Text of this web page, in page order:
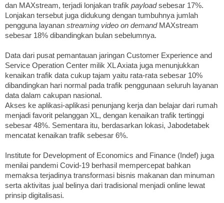
dan MAXstream, terjadi lonjakan trafik payloadsebesar 17%.
Lonjakan tersebut juga didukung dengan tumbuhnya jumlah
pengguna layanan streaming video on demandMAXstream
sebesar 18% dibandingkan bulan sebelumnya.
Data dari pusat pemantauan jaringan Customer Experience and
Service Operation Center milik XL Axiata juga menunjukkan
kenaikan trafik data cukup tajam yaitu rata-rata sebesar 10%
dibandingkan hari normal pada trafik penggunaan seluruh layanan
data dalam cakupan nasional.
Akses ke aplikasi-aplikasi penunjang kerja dan belajar dari rumah
menjadi favorit pelanggan XL, dengan kenaikan trafik tertinggi
sebesar 48%. Sementara itu, berdasarkan lokasi, Jabodetabek
mencatat kenaikan trafik sebesar 6%.
Institute for Development of Economics and Finance (Indef) juga
menilai pandemi Covid-19 berhasil mempercepat bahkan
memaksa terjadinya transformasi bisnis makanan dan minuman
serta aktivitas jual belinya dari tradisional menjadi online lewat
prinsip digitalisasi.